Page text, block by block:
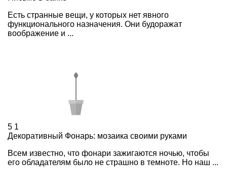
Есть странные вещи, у которых нет явного
функционального назначения. Они будоражат
воображение и ...
5 1
Декоративный Фонарь: мозаика своими руками
Всем известно, что фонари зажигаются ночью, чтобы
его обладателям было не страшно в темноте. Но наш ...